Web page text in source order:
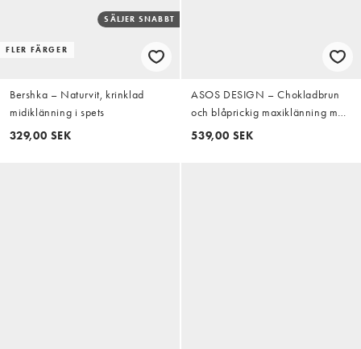
FLER FÄRGER
SÄLJER SNABBT
Bershka – Naturvit, krinklad
midiklänning i spets
329,00 SEK
ASOS DESIGN – Chokladbrun
och blåprickig maxiklänning med
långa blusärmar
539,00 SEK